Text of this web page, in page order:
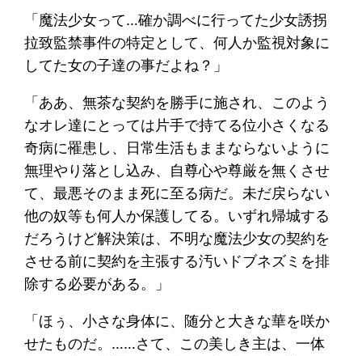
「魔法少女って…確か調べに行ってた少女誘拐
拉致監禁事件の特定として、何人か監視対象に
してた女の子達の事だよね？」
「ああ、無茶な契約を勝手に施され、このよう
なオレ達にとっては片手で持てる位小さくなる
奇病に罹患し、日常生活もままならないように
無理やり落とし込み、自尊心や尊厳を無くさせ
て、最悪そのまま死に至る病だ。未だ戻らない
他の奴等も何人か保護してる。いずれ帰城する
だろうけど解決策は、不明な魔法少女の契約を
させる前に契約を主張する汚いドブネズミを排
除する必要がある。」
「ほぅ、小さな身体に、随分と大きな華を咲か
せたものだ。……さて、この美しき主は、一体